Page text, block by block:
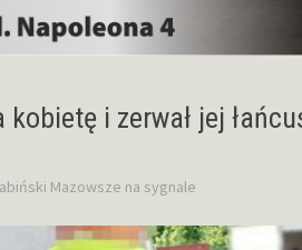
kobietę i zerwał jej
Mazowsze na sygnale